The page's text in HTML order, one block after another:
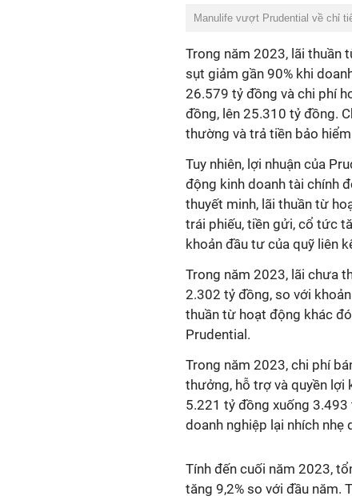
Manulife vượt Prudential về chỉ
Trong năm 2023, lãi thuần
sụt giảm gần 90% khi
26.579 tỷ đồng và chi phí
đồng, lên 25.310 tỷ đồng.
thường và trả tiền bảo
Tuy nhiên, lợi nhuận của
động kinh doanh tài chính
thuyết minh, lãi thuần từ
trái phiếu, tiền gửi, cổ tức
khoản đầu tư của quỹ liên
Trong năm 2023, lãi chưa
2.302 tỷ đồng, so với
thuần từ hoạt động khác
Prudential.
Trong năm 2023, chi phí
thưởng, hỗ trợ và quyền lợi
5.221 tỷ đồng xuống 3.493
doanh nghiệp lại nhích
Tính đến cuối năm 2023,
tăng 9,2% so với đầu năm.